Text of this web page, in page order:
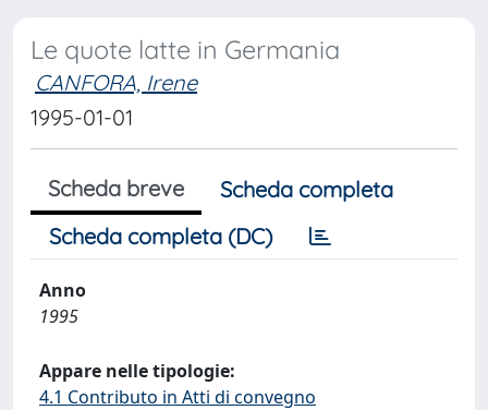
Le quote latte in Germania
CANFORA, Irene
1995-01-01
Scheda breve
Scheda completa
Scheda completa (DC)
Anno
1995
Appare nelle tipologie:
4.1 Contributo in Atti di convegno